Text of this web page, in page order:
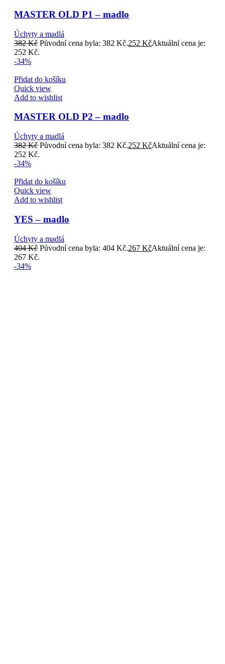
MASTER OLD P1 – madlo
Úchyty a madlá
382Kč Původní cena byla: 382 Kč.252 KčAktuální cena je:
252 Kč.
-34%
Přidat do košíku
Quick view
Add to wishlist
MASTER OLD P2 – madlo
Úchyty a madlá
382Kč Původní cena byla: 382 Kč.252 KčAktuální cena je:
252 Kč.
-34%
Přidat do košíku
Quick view
Add to wishlist
YES – madlo
Úchyty a madlá
404Kč Původní cena byla: 404 Kč.267 KčAktuální cena je:
267 Kč.
-34%